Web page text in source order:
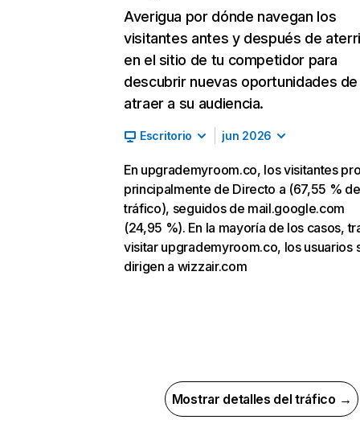
Averigua por dónde navegan los
visitantes antes y después de
en el sitio de tu competidor para
descubrir nuevas oportunidades de
atraer a su audiencia.
Escritorio jun 2026
En upgrademyroom.co, los visitantes
principalmente de Directo a (67,55 % de
tráfico), seguidos de mail.google.com
(24,95 %). En la mayoría de los casos,
visitar upgrademyroom.co, los usuarios
dirigen a wizzair.com
Mostrar detalles del tráfico →